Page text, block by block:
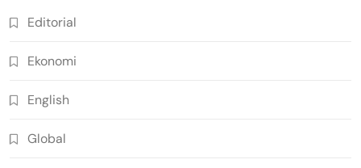
Editorial
Ekonomi
English
Global